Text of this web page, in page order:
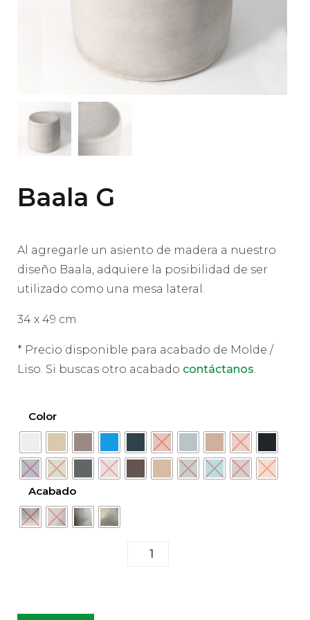
Baala G
Al agregarle un asiento de madera a nuestro
diseño Baala, adquiere la posibilidad de ser
utilizado como una mesa lateral.
34 x 49 cm
* Precio disponible para acabado de Molde /
Liso. Si buscas otro acabado contáctanos.
Color
Acabado